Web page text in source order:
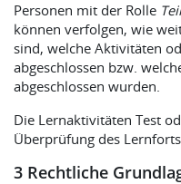
Personen mit der Rolle
können verfolgen, wie
sind, welche Aktivitäten
abgeschlossen bzw.
abgeschlossen wurden.
Die Lernaktivitäten Test
Überprüfung des
3 Rechtliche